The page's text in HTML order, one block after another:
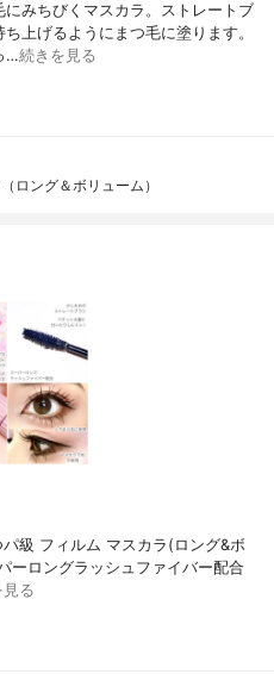
みちびくマスカラ。ストレートブ
上げるようにまつ毛に塗ります。
…続きを見る
ロング＆ボリューム）
級 フィルム マスカラ(ロング&ボ
ーロングラッシュファイバー配合
る